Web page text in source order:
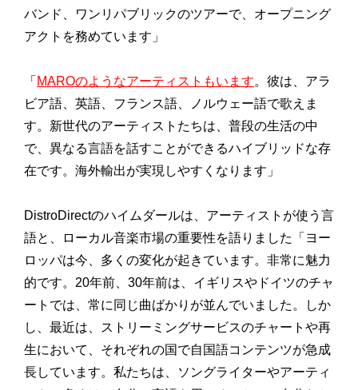
バンド、ワンリパブリックのツアーで、オープニング
アクトを務めています」
「 MAROのようなアーティストもいます。彼は、アラ
ビア語、英語、フランス語、ノルウェー語で歌えま
す。新世代のアーティストたちは、普段の生活の中
で、異なる言語を話すことができるハイブリッドな存
在です。海外輸出が実現しやすくなります」
DistroDirectのハイムダールは、アーティストが使う言
語と、ローカル音楽市場の重要性を語りました「ヨー
ロッパは今、多くの変化が起きています。非常に魅力
的です。20年前、30年前は、イギリスやドイツのチャ
ートでは、常に同じ曲ばかりが並んでいました。しか
し、最近は、ストリーミングサービスのチャートや再
生において、それぞれの国で自国語コンテンツが急成
長しています。私たちは、ソングライターやアーティ